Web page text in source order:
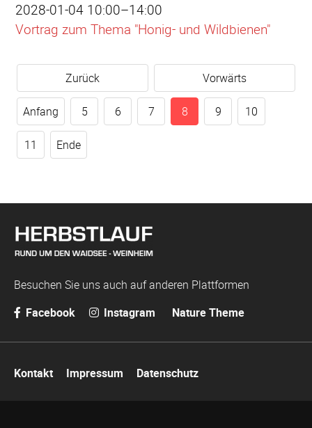
2028-01-04 10:00–14:00
Vortrag zum Thema "Honig- und Wildbienen"
Zurück Vorwärts
Anfang 5 6 7 8 9 10
11 Ende
Besuchen Sie uns auch auf anderen Plattformen
Facebook
Instagram Nature Theme
überspringen
Kontakt Impressum Datenschutz